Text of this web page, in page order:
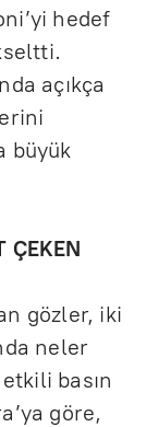
hedef
açıkça
büyük
ÇEKEN
gözler, iki
neler
basın
göre,